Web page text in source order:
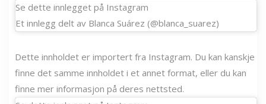
Se dette innlegget på Instagram
Et innlegg delt av Blanca Suárez (@blanca_suarez)
Dette innholdet er importert fra Instagram. Du kan kanskje
finne det samme innholdet i et annet format, eller du kan
finne mer informasjon på deres nettsted.